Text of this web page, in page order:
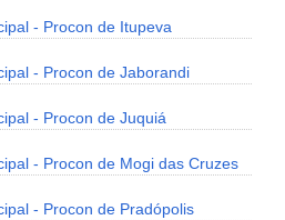
- Procon de Itupeva
- Procon de Jaborandi
- Procon de Juquiá
- Procon de Mogi das Cruzes
- Procon de Pradópolis